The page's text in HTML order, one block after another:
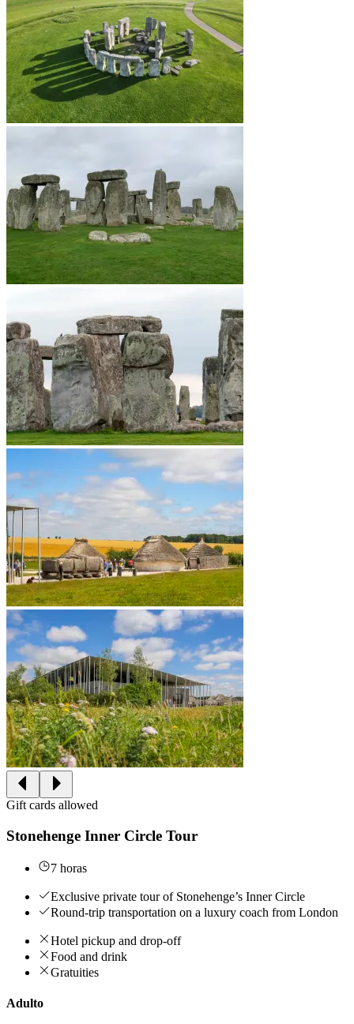
Gift cards allowed
Stonehenge Inner Circle Tour
7 horas
Exclusive private tour of Stonehenge’s Inner Circle
Round-trip transportation on a luxury coach from London
Hotel pickup and drop-off
Food and drink
Gratuities
Adulto